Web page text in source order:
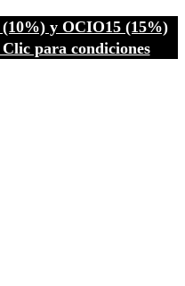
(10%) y OCIO15 (15%)
para condiciones